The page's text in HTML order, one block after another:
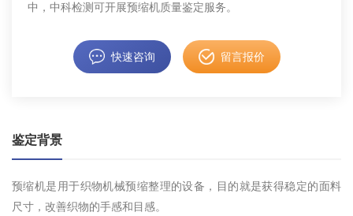
中，中科检测可开展预缩机质量鉴定服务。
快速咨询 留言报价
鉴定背景
预缩机是用于织物机械预缩整理的设备，目的就是获得稳定的面料
尺寸，改善织物的手感和目感。